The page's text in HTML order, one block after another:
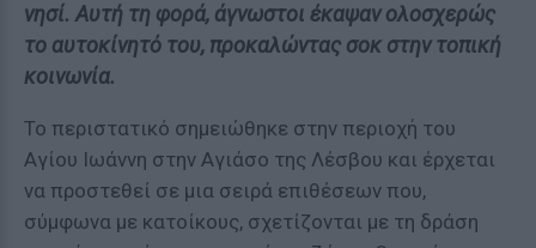
νησί. Αυτή τη φορά, άγνωστοι έκαψαν ολοσχερώς
το αυτοκίνητό του, προκαλώντας σοκ στην τοπική
κοινωνία.
Το περιστατικό σημειώθηκε στην περιοχή του
Αγίου Ιωάννη στην Αγιάσο της Λέσβου και έρχεται
να προστεθεί σε μια σειρά επιθέσεων που,
σύμφωνα με κατοίκους, σχετίζονται με τη δράση